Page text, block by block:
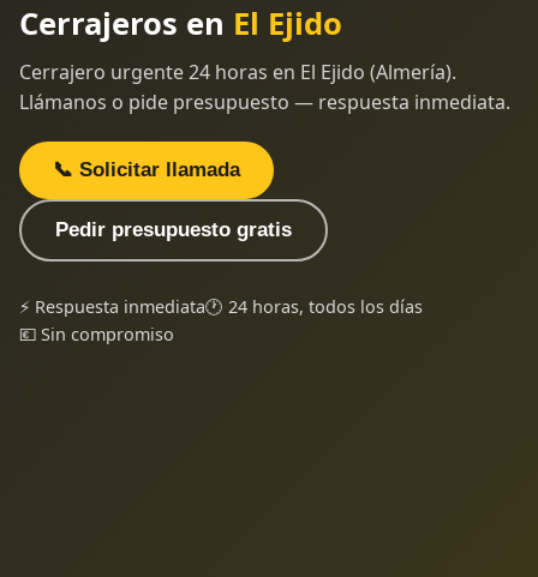
Cerrajeros en El Ejido
Cerrajero urgente 24 horas en El Ejido (Almería).
Llámanos o pide presupuesto — respuesta inmediata.
📞 Solicitar llamada
Pedir presupuesto gratis
⚡ Respuesta inmediata🕐 24 horas, todos los días
💶 Sin compromiso